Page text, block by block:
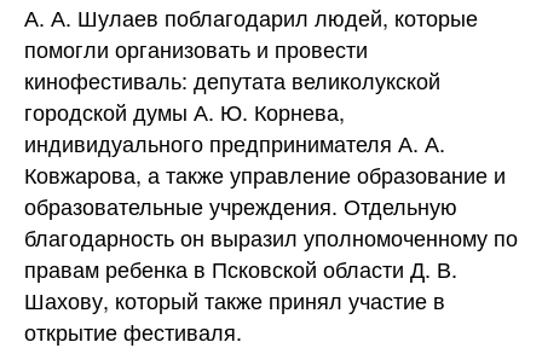
А. А. Шулаев поблагодарил людей, которые
помогли организовать и провести
кинофестиваль: депутата великолукской
городской думы А. Ю. Корнева,
индивидуального предпринимателя А. А.
Ковжарова, а также управление образование и
образовательные учреждения. Отдельную
благодарность он выразил уполномоченному по
правам ребенка в Псковской области Д. В.
Шахову, который также принял участие в
открытие фестиваля.